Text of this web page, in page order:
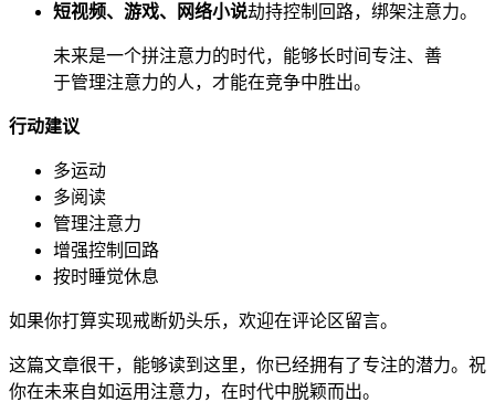
短视频、游戏、网络小说劫持控制回路，绑架注意力。
未来是一个拼注意力的时代，能够长时间专注、善
于管理注意力的人，才能在竞争中胜出。
行动建议
多运动
多阅读
管理注意力
增强控制回路
按时睡觉休息
如果你打算实现戒断奶头乐，欢迎在评论区留言。
这篇文章很干，能够读到这里，你已经拥有了专注的潜力。祝
你在未来自如运用注意力，在时代中脱颖而出。